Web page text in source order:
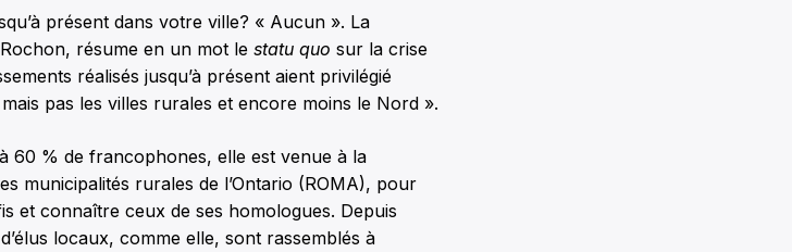
présent dans votre ville? « Aucun ». La
résume en un mot le statu quo sur la crise
réalisés jusqu’à présent aient privilégié
pas les villes rurales et encore moins le Nord ».
60 % de francophones, elle est venue à la
municipalités rurales de l’Ontario (ROMA), pour
et connaître ceux de ses homologues. Depuis
locaux, comme elle, sont rassemblés à